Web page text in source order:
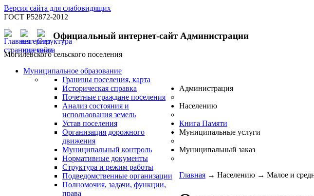
Версия сайта для слабовидящих
ГОСТ Р52872-2012
Официальный интернет-сайт Администрации
Могилевского сельского поселения
Муниципальное образование
Границы поселения, карта
Историческая справка
Почетные граждане поселения
Анализ состояния и
использования земель
Устав поселения
Организация дорожного
движения
Муниципальный контроль
Администрация
Нормативные документы
Структура и режим работы
Подведомственные организации
Полномочия, задачи, функции,
права
Населению
Книга Памяти
Муниципальные услуги
Муниципальный заказ
Главная → Населению → Малое и